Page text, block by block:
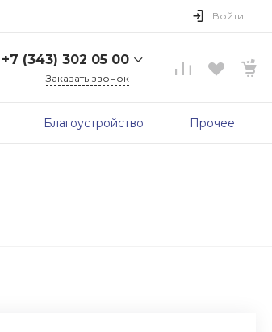
Войти
+7 (343) 302 05 00
г. Екатеринбург, ул.
Заказать звонок
Благоустройство Прочее